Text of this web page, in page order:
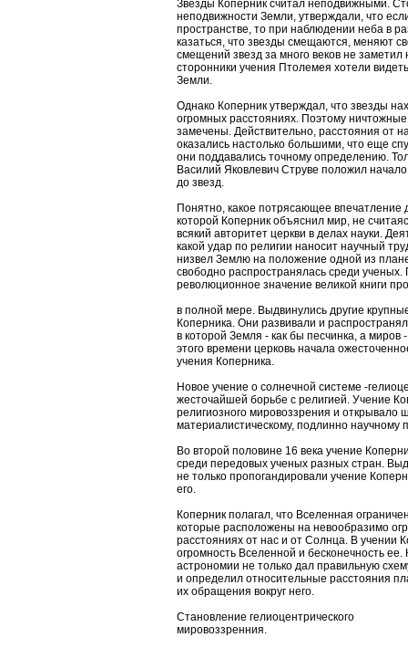
Звезды Коперник считал неподвижными.
неподвижности Земли, утверждали, что
пространстве, то при наблюдении неба в
казаться, что звезды смещаются, меняют
смещений звезд за много веков не
сторонники учения Птолемея хотели
Земли.
Однако Коперник утверждал, что звезды
огромных расстояниях. Поэтому
замечены. Действительно, расстояния от
оказались настолько большими, что еще
они поддавались точному определению.
Василий Яковлевич Струве положил
до звезд.
Понятно, какое потрясающее впечатление
которой Коперник объяснил мир, не
всякий авторитет церкви в делах науки.
какой удар по религии наносит научный
низвел Землю на положение одной из
свободно распространялась среди
революционное значение великой книги
в полной мере. Выдвинулись другие
Коперника. Они развивали и
в которой Земля - как бы песчинка, а
этого времени церковь начала
учения Коперника.
Новое учение о солнечной системе -
жесточайшей борьбе с религией. Учение
религиозного мировоззрения и открывало
материалистическому, подлинно
Во второй половине 16 века учение
среди передовых ученых разных стран.
не только пропогандировали учение
его.
Коперник полагал, что Вселенная
которые расположены на невообразимо
расстояниях от нас и от Солнца. В учении
огромность Вселенной и бесконечность
астрономии не только дал правильную
и определил относительные расстояния
их обращения вокруг него.
Становление гелиоцентрического
мировоззренния.